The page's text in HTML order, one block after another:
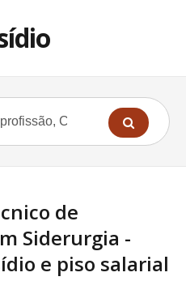
de
Siderurgia -
e piso salarial